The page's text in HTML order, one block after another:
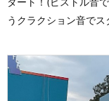
うクラクション音でス